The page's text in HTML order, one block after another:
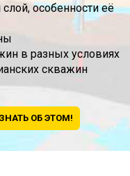
особенности её
в разных условиях
скважин
ОБ ЭТОМ!